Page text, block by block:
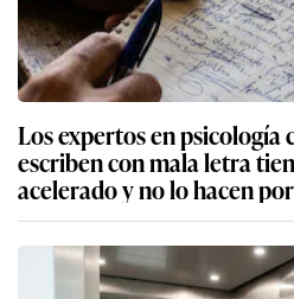
Los expertos en psicología
escriben con mala letra
acelerado y no lo hacen